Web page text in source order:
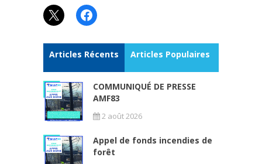
X Facebook
Articles Récents Articles Populaires
COMMUNIQUÉ DE PRESSE
AMF83
2 août 2026
Appel de fonds incendies de
forêt